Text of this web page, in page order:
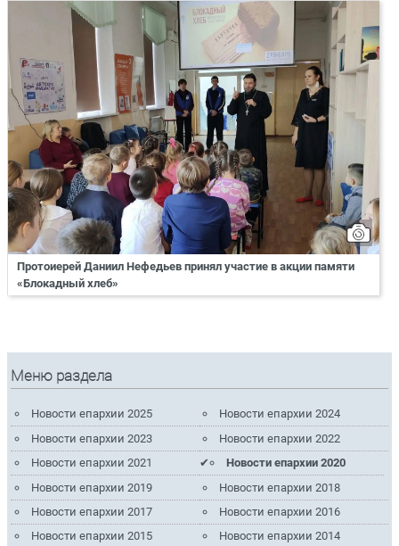
Протоиерей Даниил Нефедьев принял участие в акции памяти
«Блокадный хлеб»
Меню раздела
Новости епархии 2025
Новости епархии 2024
Новости епархии 2023
Новости епархии 2022
Новости епархии 2021
Новости епархии 2020
Новости епархии 2019
Новости епархии 2018
Новости епархии 2017
Новости епархии 2016
Новости епархии 2015
Новости епархии 2014